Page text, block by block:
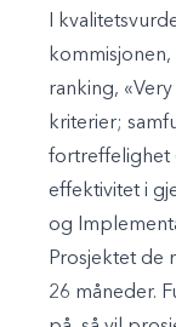
I
ranking,
kriterier;
fortreffelighet
effektivitet i
og
Prosjektet de
26 måneder.